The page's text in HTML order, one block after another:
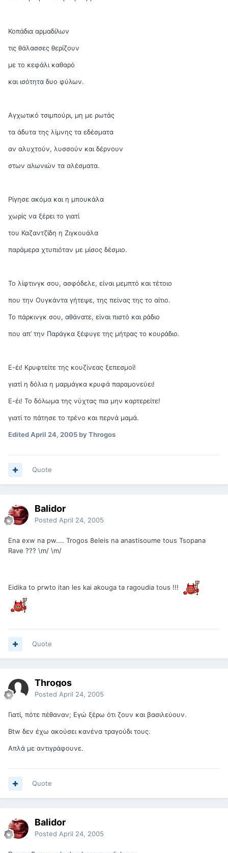
Κοπάδια αρμαδίλων
τις θάλασσες θερίζουν
με το κεφάλι καθαρό
και ισότητα δυο φύλων.
Αγχωτικό τσιμπούρι, μη με ρωτάς
τα άδυτα της λίμνης τα εδέσματα
αν αλυχτούν, λυσσούν και δέρνουν
στων αλωνιών τα αλέσματα.
Ρίγησε ακόμα και η μπουκάλα
χωρίς να ξέρει το γιατί
του Καζαντζίδη η Ζιγκουάλα
παράμερα χτυπιόταν με μίσος δέσμιο.
Το λίφτινγκ σου, ασφόδελε, είναι μεμπτό και τέτοιο
που την Ουγκάντα γήτεψε, της πείνας της το αίτιο.
Το πάρκινγκ σου, αθάνατε, είναι πιστό και ράδιο
που απ’ την Παράγκα ξέφυγε της μήτρας το κουράδιο.
Ε-έι! Κρυφτείτε της κουζίνεας ξεπεσμοί!
γιατί η δόλια η μαρμάγκα κρυφά παραμονεύει!
Ε-έι! Το δόλωμα της νύχτας πια μην καρτερείτε!
γιατί το πάτησε το τρένο και περνά μαμά.
EditedApril 24, 2005by Throgos
Quote
Balidor
Posted April 24, 2005
Ena exw na pw.... Trogos 8eleis na anastisoume tous Tsopana
Rave ??? \m/ \m/
Eidika to prwto itan les kai akouga ta ragoudia tous !!!
Quote
Throgos
Posted April 24, 2005
Γιατί, πότε πέθαναν; Εγώ ξέρω ότι ζουν και βασιλεύουν.
Btw δεν έχω ακούσει κανένα τραγούδι τους.
Απλά με αντιγράφουνε.
Quote
Balidor
Posted April 24, 2005